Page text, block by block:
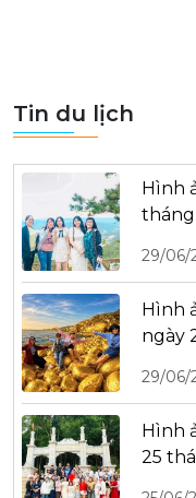
Tin du lịch
Hình
tháng
29/06/
Hình
ngày
29/06/
Hình
25